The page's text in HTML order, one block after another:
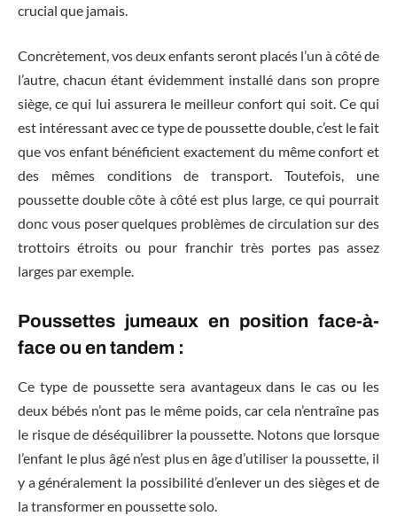
crucial que jamais.
Concrètement, vos deux enfants seront placés l’un à côté de
l’autre, chacun étant évidemment installé dans son propre
siège, ce qui lui assurera le meilleur confort qui soit. Ce qui
est intéressant avec ce type de poussette double, c’est le fait
que vos enfant bénéficient exactement du même confort et
des mêmes conditions de transport. Toutefois, une
poussette double côte à côté est plus large, ce qui pourrait
donc vous poser quelques problèmes de circulation sur des
trottoirs étroits ou pour franchir très portes pas assez
larges par exemple.
Poussettes jumeaux en position face-à-
face ou en tandem :
Ce type de poussette sera avantageux dans le cas ou les
deux bébés n’ont pas le même poids, car cela n’entraîne pas
le risque de déséquilibrer la poussette. Notons que lorsque
l’enfant le plus âgé n’est plus en âge d’utiliser la poussette, il
y a généralement la possibilité d’enlever un des sièges et de
la transformer en poussette solo.